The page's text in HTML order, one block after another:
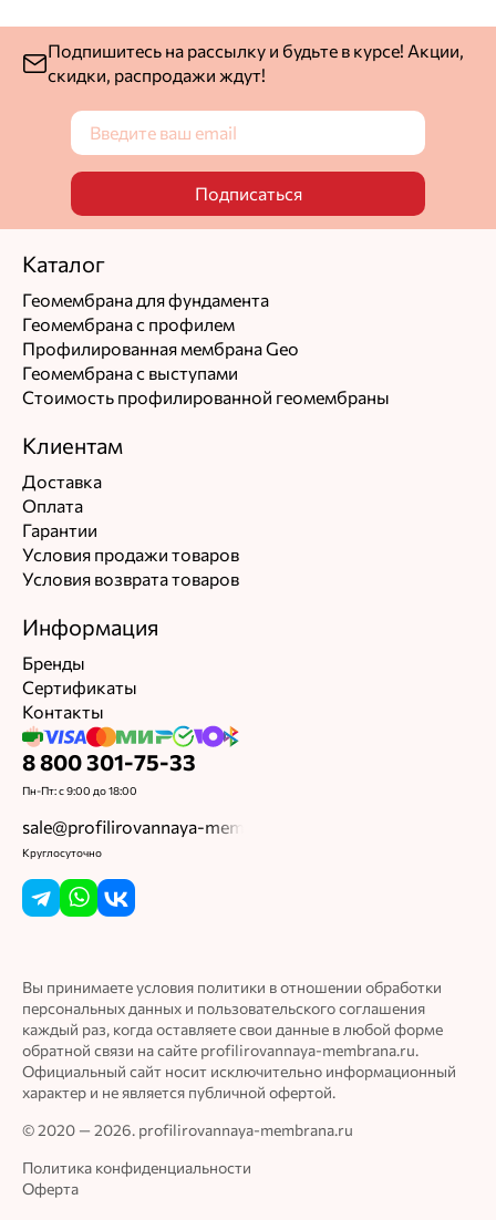
Подпишитесь на рассылку и будьте в курсе! Акции,
скидки, распродажи ждут!
Подписаться
Каталог
Геомембрана для фундамента
Геомембрана с профилем
Профилированная мембрана Geo
Геомембрана с выступами
Стоимость профилированной геомембраны
Клиентам
Доставка
Оплата
Гарантии
Условия продажи товаров
Условия возврата товаров
Информация
Бренды
Сертификаты
Контакты
8 800 301-75-33
Пн-Пт: с 9:00 до 18:00
sale@profilirovannaya-membrana.ru
Круглосуточно
Вы принимаете условия политики в отношении обработки
персональных данных и пользовательского соглашения
каждый раз, когда оставляете свои данные в любой форме
обратной связи на сайте profilirovannaya-membrana.ru.
Официальный сайт носит исключительно информационный
характер и не является публичной офертой.
© 2020 — 2026. profilirovannaya-membrana.ru
Политика конфиденциальности
Оферта